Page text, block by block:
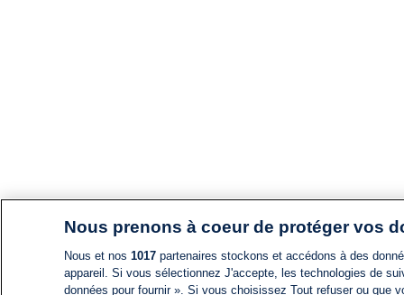
Nous prenons à coeur de protéger vos
Nous et nos 1017partenaires stockons et accédons à des
appareil. Si vous sélectionnez J'accepte, les technologies de
données pour fournir ». Si vous choisissez Tout refuser ou